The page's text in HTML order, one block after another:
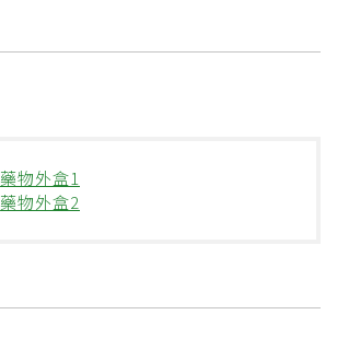
藥物外盒1
藥物外盒2